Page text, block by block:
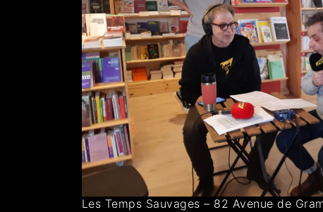
Les Temps Sauvages – 82 Avenue de